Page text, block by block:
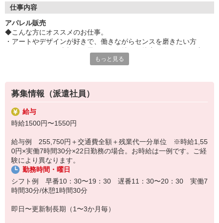
仕事内容
アパレル販売
◆こんな方にオススメのお仕事。
・アートやデザインが好きで、働きながらセンスを磨きたい方
・長期で安定して働きたい、残業少なめでプライベートも充実させ
〇お仕事内容
・接客販売
・レジ業務
・商品管理
・パソコン業務
当社スタッフさんも他店舗で活躍中の企業さんです。
適性エリア/ブランドへの配属となりますが、まずはご希望含めお気
軽にご相談ください。
〇勤務時の服装
・ネイル：ナチュラルカラーOK ヘアカラー：黒またはダークブラ
もっと見る
募集情報（派遣社員）
給与
時給1500円〜1550円
給与例 255,750円＋交通費全額＋残業代一分単位 ※時給1,55
0円×実働7時間30分×22日勤務の場合。お時給は一例です。ご経
験により異なります。
勤務時間・曜日
シフト例 早番10：30〜19：30 遅番11：30〜20：30 実働7
時間30分/休憩1時間30分
即日〜更新制長期（1〜3か月毎）